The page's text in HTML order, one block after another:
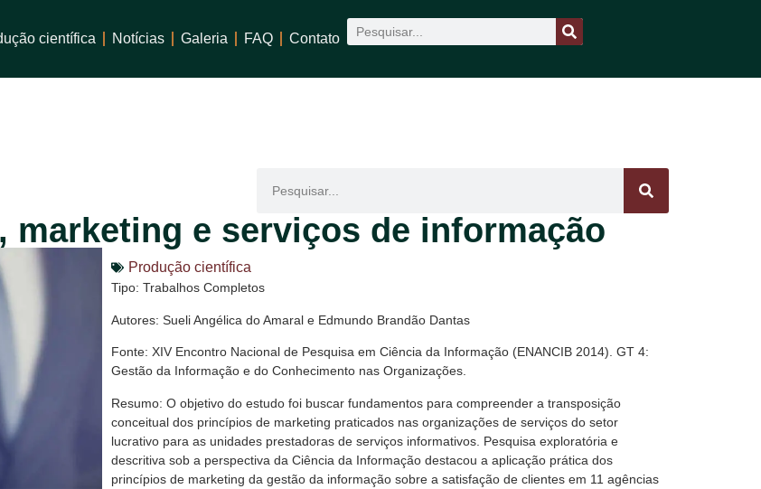
científica Notícias Galeria FAQ Contato
marketing e serviços de informação
Produção científica
Tipo: Trabalhos Completos
Autores: Sueli Angélica do Amaral e Edmundo Brandão Dantas
Fonte: XIV Encontro Nacional de Pesquisa em Ciência da Informação (ENANCIB 2014). GT 4:
Gestão da Informação e do Conhecimento nas Organizações.
Resumo: O objetivo do estudo foi buscar fundamentos para compreender a transposição
conceitual dos princípios de marketing praticados nas organizações de serviços do setor
lucrativo para as unidades prestadoras de serviços informativos. Pesquisa exploratória e
descritiva sob a perspectiva da Ciência da Informação destacou a aplicação prática dos
princípios de marketing da gestão da informação sobre a satisfação de clientes em 11 agências